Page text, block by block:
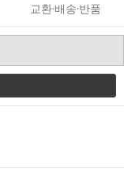
교환·배송·반품